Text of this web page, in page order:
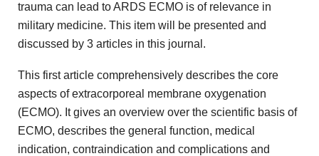
trauma can lead to ARDS ECMO is of relevance in
military medicine. This item will be presented and
discussed by 3 articles in this journal.
This first article comprehensively describes the core
aspects of extracorporeal membrane oxygenation
(ECMO). It gives an overview over the scientific basis of
ECMO, describes the general function, medical
indication, contraindication and complications and